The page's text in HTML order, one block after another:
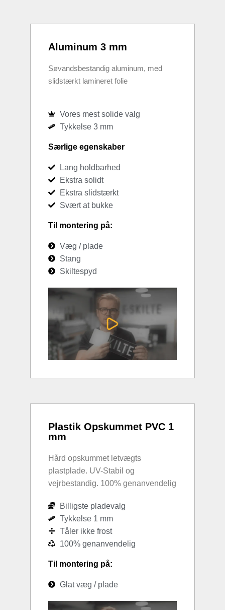
Aluminum 3 mm
Søvandsbestandig aluminum, med
slidstærkt lamineret folie
Vores mest solide valg
Tykkelse 3 mm
Særlige egenskaber
Lang holdbarhed
Ekstra solidt
Ekstra slidstærkt
Svært at bukke
Til montering på:
Væg / plade
Stang
Skiltespyd
Plastik Opskummet PVC 1
mm
Hård opskummet letvægts
plastplade. UV-Stabil og
vejrbestandig. 100% genanvendelig
Billigste pladevalg
Tykkelse 1 mm
Tåler ikke frost
100% genanvendelig
Til montering på:
Glat væg / plade